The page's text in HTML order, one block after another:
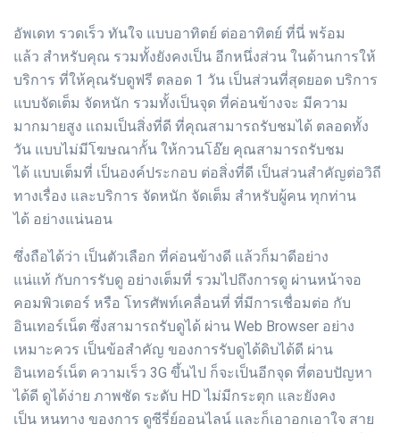
อัพเดท รวดเร็ว ทันใจ แบบอาทิตย์ ต่ออาทิตย์ ที่นี่ พร้อม
แล้ว สำหรับคุณ รวมทั้งยังคงเป็น อีกหนึ่งส่วน ในด้านการให้
บริการ ที่ให้คุณรับดูฟรี ตลอด 1 วัน เป็นส่วนที่สุดยอด บริการ
แบบจัดเต็ม จัดหนัก รวมทั้งเป็นจุด ที่ค่อนข้างจะ มีความ
มากมายสูง แถมเป็นสิ่งที่ดี ที่คุณสามารถรับชมได้ ตลอดทั้ง
วัน แบบไม่มีโฆษณากั้น ให้กวนโอ๊ย คุณสามารถรับชม
ได้ แบบเต็มที่ เป็นองค์ประกอบ ต่อสิ่งที่ดี เป็นส่วนสำคัญต่อวิถี
ทางเรื่อง และบริการ จัดหนัก จัดเต็ม สำหรับผู้คน ทุกท่าน
ได้ อย่างแน่นอน
ซึ่งถือได้ว่า เป็นตัวเลือก ที่ค่อนข้างดี แล้วก็มาดีอย่าง
แน่แท้ กับการรับดู อย่างเต็มที่ รวมไปถึงการดู ผ่านหน้าจอ
คอมพิวเตอร์ หรือ โทรศัพท์เคลื่อนที่ ที่มีการเชื่อมต่อ กับ
อินเทอร์เน็ต ซึ่งสามารถรับดูได้ ผ่าน Web Browser อย่าง
เหมาะควร เป็นข้อสำคัญ ของการรับดูได้ดิบได้ดี ผ่าน
อินเทอร์เน็ต ความเร็ว 3G ขึ้นไป ก็จะเป็นอีกจุด ที่ตอบปัญหา
ได้ดี ดูได้ง่าย ภาพชัด ระดับ HD ไม่มีกระตุก และยังคง
เป็น หนทาง ของการ ดูซีรี่ย์ออนไลน์ และก็เอาอกเอาใจ สาย